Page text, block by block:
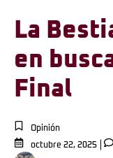
La
en
Final
Opinión
octubre 22, 2025